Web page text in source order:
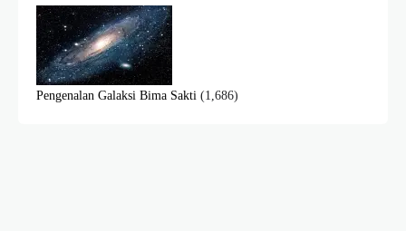
Pengenalan Galaksi Bima Sakti (1,686)